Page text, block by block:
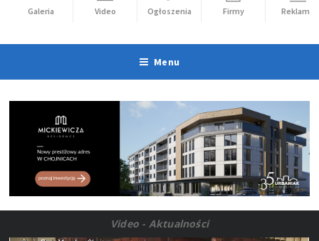
Galeria Video Ogłoszenia Firmy Reklama
Menu
Video - Aktualności